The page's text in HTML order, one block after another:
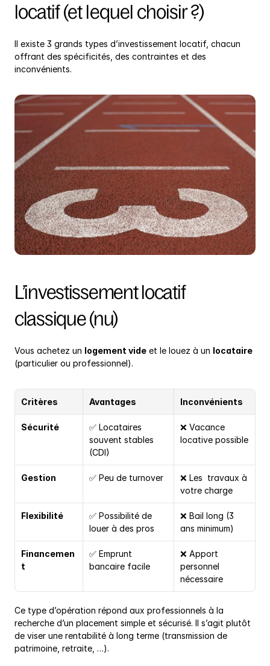
locatif (et lequel choisir ?)
Il existe 3 grands types d’investissement locatif, chacun
offrant des spécificités, des contraintes et des
inconvénients.
L’investissement locatif
classique (nu)
Vous achetez un logement vide et le louez à un locataire
(particulier ou professionnel).
Critères Avantages Inconvénients
Sécurité
✅ Locataires
souvent stables
(CDI)
❌ Vacance
locative possible
Gestion ✅ Peu de turnover
❌ Les  travaux à
votre charge
Flexibilité
✅ Possibilité de
louer à des pros
❌ Bail long (3
ans minimum)
Financemen
t
✅ Emprunt
bancaire facile
❌ Apport
personnel
nécessaire
Ce type d’opération répond aux professionnels à la
recherche d’un placement simple et sécurisé. Il s’agit plutôt
de viser une rentabilité à long terme (transmission de
patrimoine, retraite, …).